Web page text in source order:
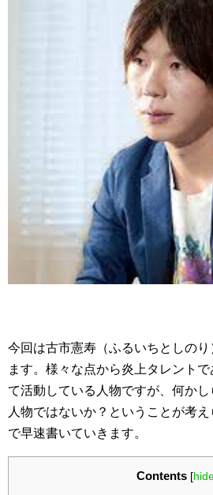
今回は古市憲寿（ふるいちとしの
ます。様々な点から炎上タレント
て活動している人物ですが、何か
人物ではないか？ということが考
で早速書いていきます。
Contents [